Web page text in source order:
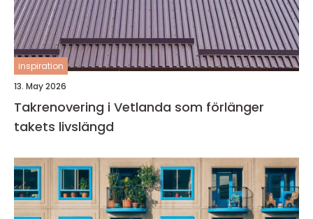
inspiration
13. May 2026
Takrenovering i Vetlanda som förlänger
takets livslängd